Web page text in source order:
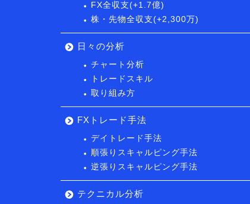
FX全収支(+1.7億)
株・先物全収支(+2,300万)
日々の分析
チャート分析
トレードスキル
取り組み方
FXトレード手法
デイトレード手法
順張りスキャルピング手法
逆張りスキャルピング手法
テクニカル分析